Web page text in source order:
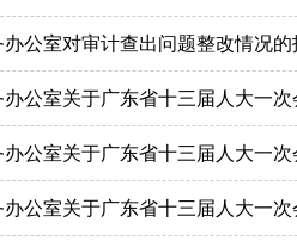
公室对审计查出问题整改情况的
公室关于广东省十三届人大一
公室关于广东省十三届人大一
公室关于广东省十三届人大一